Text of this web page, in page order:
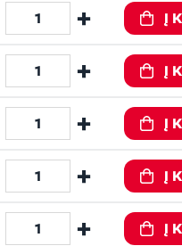
+ Į
+ Į
+ Į
+ Į
+ Į